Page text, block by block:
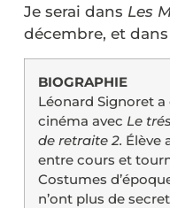
Je serai dans Les
décembre, et dans
BIOGRAPHIE
Léonard Signoret
cinéma avec Le
de retraite 2. Élève
entre cours et
Costumes
n’ont plus de